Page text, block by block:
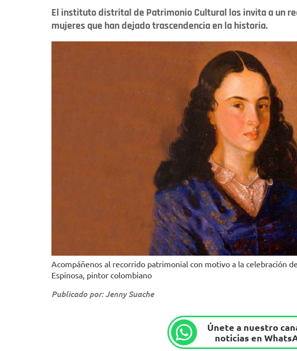
El instituto distrital de Patrimonio Cultural los invita a un
mujeres que han dejado trascendencia en la historia.
Acompáñenos al recorrido patrimonial con motivo a la celebración
Espinosa, pintor colombiano
Publicado por: Jenny Suache
Únete a nuestro
noticias en